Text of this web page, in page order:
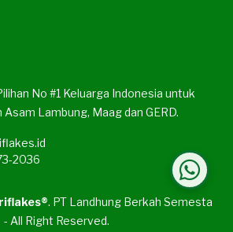
No #1 Keluarga Indonesia untuk
Lambung, Maag dan GERD.
2036
. PT Landhung Berkah Semesta
- All Right Reserved.